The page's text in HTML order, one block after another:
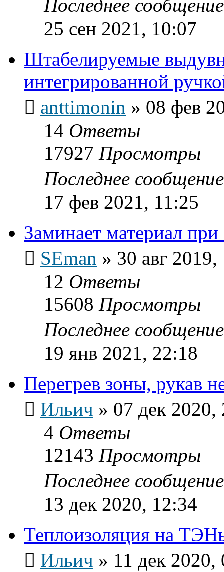
Последнее
25 сен 2021, 10:07
Штабелируемые
интегрированной
anttimonin » 08 фев
14 Ответы
17927 Просмотры
Последнее
17 фев 2021, 11:25
Заминает материал при
SEman » 30 авг
12 Ответы
15608 Просмотры
Последнее
19 янв 2021, 22:18
Перегрев зоны, рукав
Ильич » 07 дек 2020,
4 Ответы
12143 Просмотры
Последнее
13 дек 2020, 12:34
Теплоизоляция на
Ильич » 11 дек 2020,